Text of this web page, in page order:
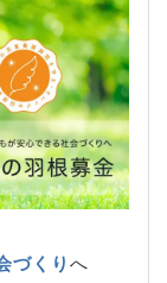
づくりへ